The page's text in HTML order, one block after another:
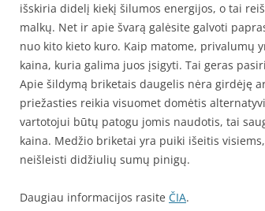
išskiria didelį kiekį šilumos energijos, o tai
malkų. Net ir apie švarą galėsite galvoti
nuo kito kieto kuro. Kaip matome, privalumų
kaina, kuria galima juos įsigyti. Tai geras
Apie šildymą briketais daugelis nėra girdėję
priežasties reikia visuomet domėtis
vartotojui būtų patogu jomis naudotis, tai
kaina. Medžio briketai yra puiki išeitis
neišleisti didžiulių sumų pinigų.
Daugiau informacijos rasite ČIA.